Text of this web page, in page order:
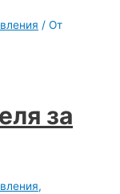
/ От
за
,